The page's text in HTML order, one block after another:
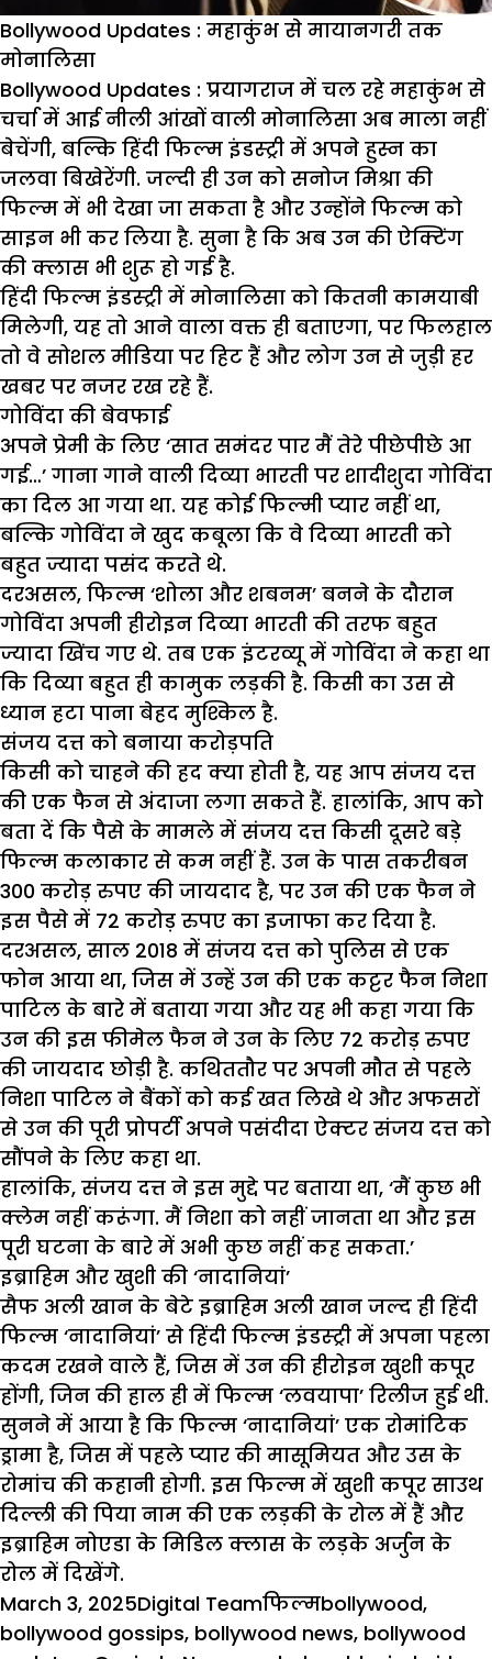
Bollywood Updates : महाकुंभ से मायानगरी तक
मोनालिसा
Bollywood Updates : प्रयागराज में चल रहे महाकुंभ से
चर्चा में आई नीली आंखों वाली मोनालिसा अब माला नहीं
बेचेंगी, बल्कि हिंदी फिल्म इंडस्ट्री में अपने हुस्न का
जलवा बिखेरेंगी. जल्दी ही उन को सनोज मिश्रा की
फिल्म में भी देखा जा सकता है और उन्होंने फिल्म को
साइन भी कर लिया है. सुना है कि अब उन की ऐक्टिंग
की क्लास भी शुरू हो गई है.
हिंदी फिल्म इंडस्ट्री में मोनालिसा को कितनी कामयाबी
मिलेगी, यह तो आने वाला वक्त ही बताएगा, पर फिलहाल
तो वे सोशल मीडिया पर हिट हैं और लोग उन से जुड़ी हर
खबर पर नजर रख रहे हैं.
गोविंदा की बेवफाई
अपने प्रेमी के लिए ‘सात समंदर पार मैं तेरे पीछेपीछे आ
गई…’ गाना गाने वाली दिव्या भारती पर शादीशुदा गोविंदा
का दिल आ गया था. यह कोई फिल्मी प्यार नहीं था,
बल्कि गोविंदा ने खुद कबूला कि वे दिव्या भारती को
बहुत ज्यादा पसंद करते थे.
दरअसल, फिल्म ‘शोला और शबनम’ बनने के दौरान
गोविंदा अपनी हीरोइन दिव्या भारती की तरफ बहुत
ज्यादा खिंच गए थे. तब एक इंटरव्यू में गोविंदा ने कहा था
कि दिव्या बहुत ही कामुक लड़की है. किसी का उस से
ध्यान हटा पाना बेहद मुश्किल है.
संजय दत्त को बनाया करोड़पति
किसी को चाहने की हद क्या होती है, यह आप संजय दत्त
की एक फैन से अंदाजा लगा सकते हैं. हालांकि, आप को
बता दें कि पैसे के मामले में संजय दत्त किसी दूसरे बड़े
फिल्म कलाकार से कम नहीं हैं. उन के पास तकरीबन
300 करोड़ रुपए की जायदाद है, पर उन की एक फैन ने
इस पैसे में 72 करोड़ रुपए का इजाफा कर दिया है.
दरअसल, साल 2018 में संजय दत्त को पुलिस से एक
फोन आया था, जिस में उन्हें उन की एक कट्टर फैन निशा
पाटिल के बारे में बताया गया और यह भी कहा गया कि
उन की इस फीमेल फैन ने उन के लिए 72 करोड़ रुपए
की जायदाद छोड़ी है. कथिततौर पर अपनी मौत से पहले
निशा पाटिल ने बैंकों को कई खत लिखे थे और अफसरों
से उन की पूरी प्रोपर्टी अपने पसंदीदा ऐक्टर संजय दत्त को
सौंपने के लिए कहा था.
हालांकि, संजय दत्त ने इस मुद्दे पर बताया था, ‘मैं कुछ भी
क्लेम नहीं करूंगा. मैं निशा को नहीं जानता था और इस
पूरी घटना के बारे में अभी कुछ नहीं कह सकता.’
इब्राहिम और खुशी की ‘नादानियां’
सैफ अली खान के बेटे इब्राहिम अली खान जल्द ही हिंदी
फिल्म ‘नादानियां’ से हिंदी फिल्म इंडस्ट्री में अपना पहला
कदम रखने वाले हैं, जिस में उन की हीरोइन खुशी कपूर
होंगी, जिन की हाल ही में फिल्म ‘लवयापा’ रिलीज हुई थी.
सुनने में आया है कि फिल्म ‘नादानियां’ एक रोमांटिक
ड्रामा है, जिस में पहले प्यार की मासूमियत और उस के
रोमांच की कहानी होगी. इस फिल्म में खुशी कपूर साउथ
दिल्ली की पिया नाम की एक लड़की के रोल में हैं और
इब्राहिम नोएडा के मिडिल क्लास के लड़के अर्जुन के
रोल में दिखेंगे.
Posted
on
March 3, 2025Author
Digital TeamCategories
फिल्मTags
bollywood,
bollywood gossips, bollywood news, bollywood